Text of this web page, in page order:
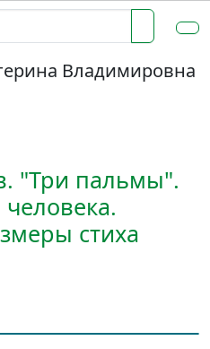
Владимировна
"Три пальмы".
стиха